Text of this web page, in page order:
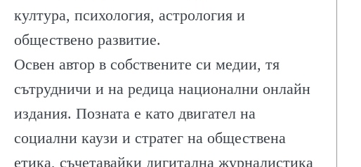
култура, психология, астрология и
обществено развитие.
Освен автор в собствените си медии, тя
сътрудничи и на редица национални онлайн
издания. Позната е като двигател на
социални каузи и стратег на обществена
етика, съчетавайки дигитална журналистика